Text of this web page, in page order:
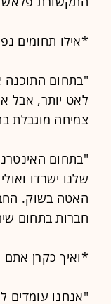
*אילו תחומים
לאט יותר, אבל
צמיחה מוגבלת בתחום זה ב-2009, אך מצד
"בתחום
שלנו ישרדו
חברות בתחום
*ואיך כקרן אתם